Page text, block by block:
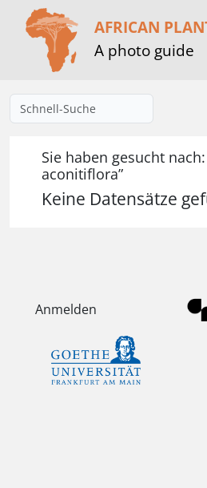
AFRICAN
A photo guide
Sie haben gesucht nach:
aconitiflora”
Keine Datensätze
Anmelden